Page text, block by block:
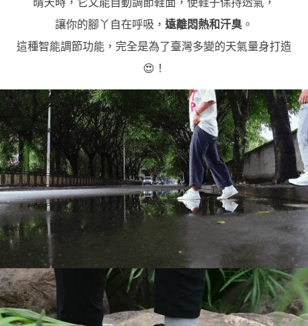
讓你的腳丫自在呼吸， 遠離悶熱和汗臭 。
這種智能調節功能，完全是為了臺灣多變的天氣量身打造
😍！